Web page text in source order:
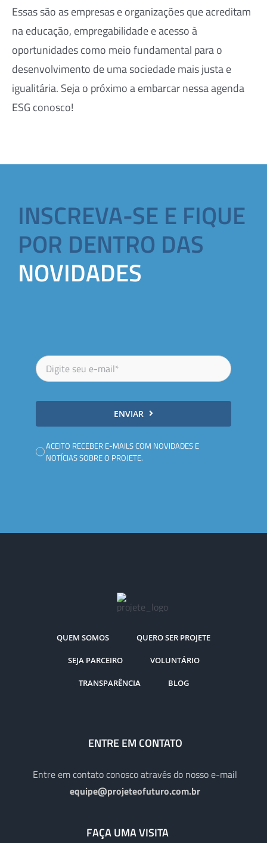
Essas são as empresas e organizações que acreditam
na educação, empregabilidade e acesso à
oportunidades como meio fundamental para o
desenvolvimento de uma sociedade mais justa e
igualitária. Seja o próximo a embarcar nessa agenda
ESG conosco!
INSCREVA-SE E FIQUE
POR DENTRO DAS
NOVIDADES
ENVIAR
ACEITO RECEBER E-MAILS COM NOVIDADES E
NOTÍCIAS SOBRE O PROJETE.
QUEM SOMOS QUERO SER PROJETE
SEJA PARCEIRO VOLUNTÁRIO
TRANSPARÊNCIA BLOG
ENTRE EM CONTATO
Entre em contato conosco através do nosso e-mail
equipe@projeteofuturo.com.br
FAÇA UMA VISITA